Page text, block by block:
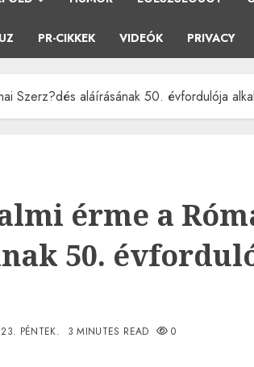
PR-CIKKEK VIDEÓK PRIVACY
Szerz?dés aláírásának 50. évfordulója
érme a
50.
PÉNTEK. 3 MINUTES READ 0